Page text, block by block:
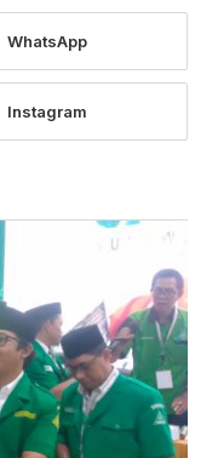
WhatsApp
Instagram